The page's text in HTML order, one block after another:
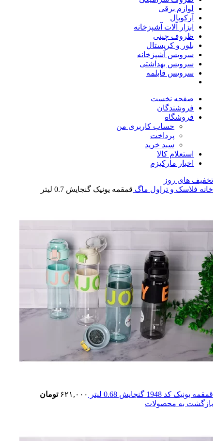
لوازم برقی
آرکوپال
ابزار آلات آشپزخانه
ظروف چینی
بلور و کریستال
سرویس آشپزخانه
سرویس بهداشتی
سرویس قابلمه
صفحه نخست
فروشندگان
فروشگاه
حساب کاربری من
پرداخت
سبد خرید
استعلام کالا
اخبار مارکیزم
تخفیف های روز
خانه فلاسک و تراول ماگ قمقمه یونیک گنجایش 0.7 لیتر
قمقمه یونیک کد 1948 گنجایش 0.68 لیتر ۶۲۱,۰۰۰ تومان
بازگشت به محصولات